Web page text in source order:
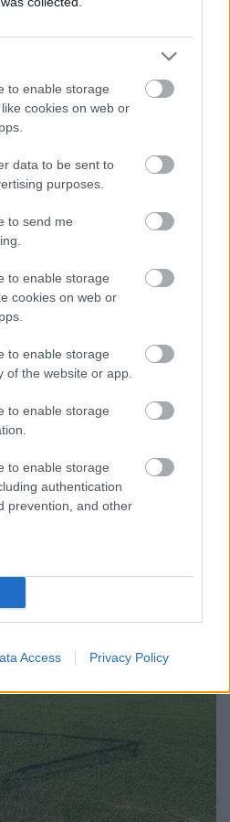
to enable storage
cookies on web or
data to be sent to
purposes.
to send me
to enable storage
cookies on web or
to enable storage
of the website or app.
to enable storage
to enable storage
authentication
prevention, and other
Access Privacy Policy
iskola felújítása
Pestszentimre
lobbitevékenységének és a
munkájának
200 millió forintos
és egy bölcsőde újulhat
Operatív